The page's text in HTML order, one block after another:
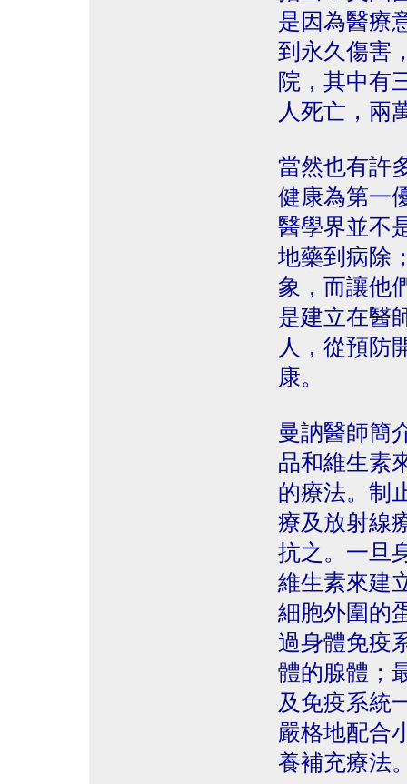
是因為醫療
到永久傷害
院，其中有
人死亡，兩
當然也有許
健康為第一
醫學界並不
地藥到病除
象，而讓他
是建立在醫
人，從預防
康。
曼訥醫師簡
品和維生素
的療法。制
療及放射線
抗之。一旦
維生素來建
細胞外圍的
過身體免疫
體的腺體；
及免疫系統
嚴格地配合
養補充療法